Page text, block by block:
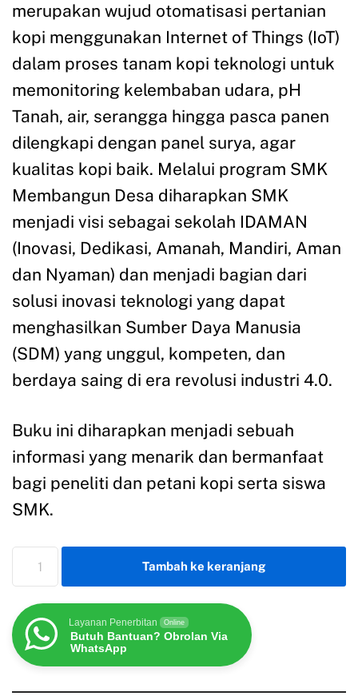
merupakan wujud otomatisasi pertanian
kopi menggunakan Internet of Things (IoT)
dalam proses tanam kopi teknologi untuk
memonitoring kelembaban udara, pH
Tanah, air, serangga hingga pasca panen
dilengkapi dengan panel surya, agar
kualitas kopi baik. Melalui program SMK
Membangun Desa diharapkan SMK
menjadi visi sebagai sekolah IDAMAN
(Inovasi, Dedikasi, Amanah, Mandiri, Aman
dan Nyaman) dan menjadi bagian dari
solusi inovasi teknologi yang dapat
menghasilkan Sumber Daya Manusia
(SDM) yang unggul, kompeten, dan
berdaya saing di era revolusi industri 4.0.
Buku ini diharapkan menjadi sebuah
informasi yang menarik dan bermanfaat
bagi peneliti dan petani kopi serta siswa
SMK.
Tambah ke keranjang
Layanan Penerbitan Online
Butuh Bantuan? Obrolan Via
WhatsApp